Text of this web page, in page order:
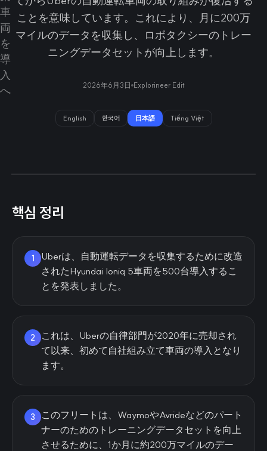
ことを意味しています。これにより、月に200万
マイルのデータを収集し、ロボタクシーのトレー
ニングデータセットが向上します。
2026年6月3日 Explorineer Edit
English 한국어 日本語 Tiếng Việt
핵심 정리
1
Uberは、自動運転データを収集するために改造
されたHyundai Ioniq 5車両を500台導入するこ
とを発表しました。
2
これは、Uberの自律部門が2020年に売却され
て以来、初めて自社組み立て車両の導入となり
ます。
3
このフリートは、WaymoやAvrideなどのパート
ナーのためのトレーニングデータセットを向上
させるために、1か月に約200万マイルのデー